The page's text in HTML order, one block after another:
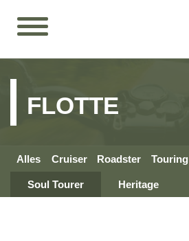
FLOTTE
Alles Cruiser Roadster Touring
Soul Tourer Heritage